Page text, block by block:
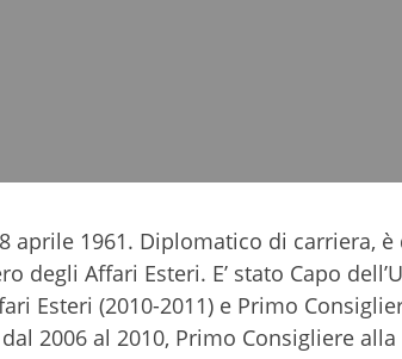
aprile 1961. Diplomatico di carriera, è
degli Affari Esteri. E’ stato Capo
Esteri (2010-2011) e Primo
2006 al 2010, Primo Consigliere alla